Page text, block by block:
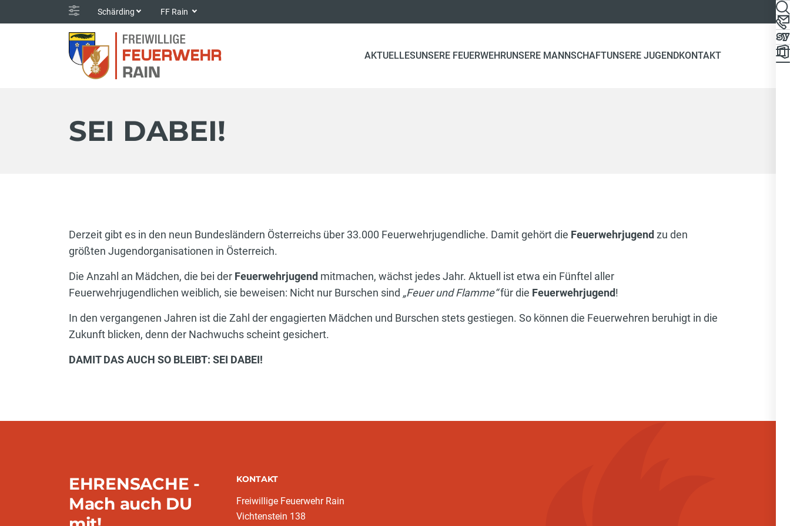
Schärding FF Rain
AKTUELLESUNSERE FEUERWEHRUNSERE MANNSCHAFTUNSERE JUGENDKONTAKT
SEI DABEI!
Derzeit gibt es in den neun Bundesländern Österreichs über 33.000 Feuerwehrjugendliche. Damit gehört die Feuerwehrjugend zu den
größten Jugendorganisationen in Österreich.
Die Anzahl an Mädchen, die bei der Feuerwehrjugend mitmachen, wächst jedes Jahr. Aktuell ist etwa ein Fünftel aller
Feuerwehrjugendlichen weiblich, sie beweisen: Nicht nur Burschen sind „Feuer und Flamme“für die Feuerwehrjugend!
In den vergangenen Jahren ist die Zahl der engagierten Mädchen und Burschen stets gestiegen. So können die Feuerwehren beruhigt in die
Zukunft blicken, denn der Nachwuchs scheint gesichert.
DAMIT DAS AUCH SO BLEIBT: SEI DABEI!
EHRENSACHE -
Mach auch DU
KONTAKT
Freiwillige Feuerwehr Rain
Vichtenstein 138